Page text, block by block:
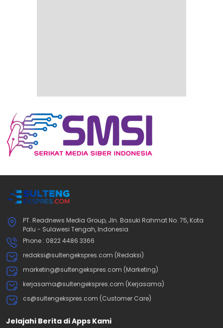
PT. Readnews Media Group, Jln. Basuki Rahmat No. 75, Kota
Palu - Sulawesi Tengah, Indonesia
Phone : 0822 4486 3366
redaksi@sultengekspres.com (Redaksi)
marketing@sultengekspres.com (Marketing)
kerjasama@sultengekspres.com (Kerjasama)
cs@sultengekspres.com (Customer Care)
Jelajahi Berita di Apps Kami